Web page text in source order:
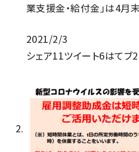
業支援金・給付金」は4月
2021/2/3
シェア11ツイート6はてブ2